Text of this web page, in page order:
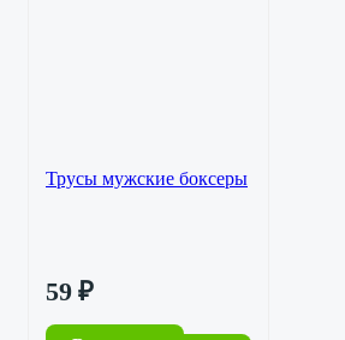
Трусы мужские боксеры
59 ₽